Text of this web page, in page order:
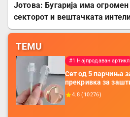
Јотова: Бугарија има
секторот и вештачката
TEMU
#1 Најпродаван артикл
Сет од 5 парчиња
прекривка за
додатоци за
батерија, за
4.8 ( 10276)